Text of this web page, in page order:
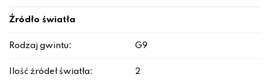
Źródło światła
Rodzaj gwintu: G9
Ilość źródeł światła: 2